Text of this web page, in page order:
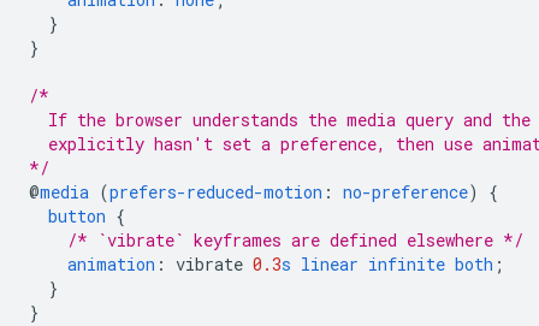
}
}
/*
If the browser understands the media query and the
explicitly hasn't set a preference, then use
*/
@media (prefers-reduced-motion : no-preference)
{
button {
/* `vibrate` keyframes are defined elsewhere */
animation : vibrate 0.3s linear infinite both ;
}
}